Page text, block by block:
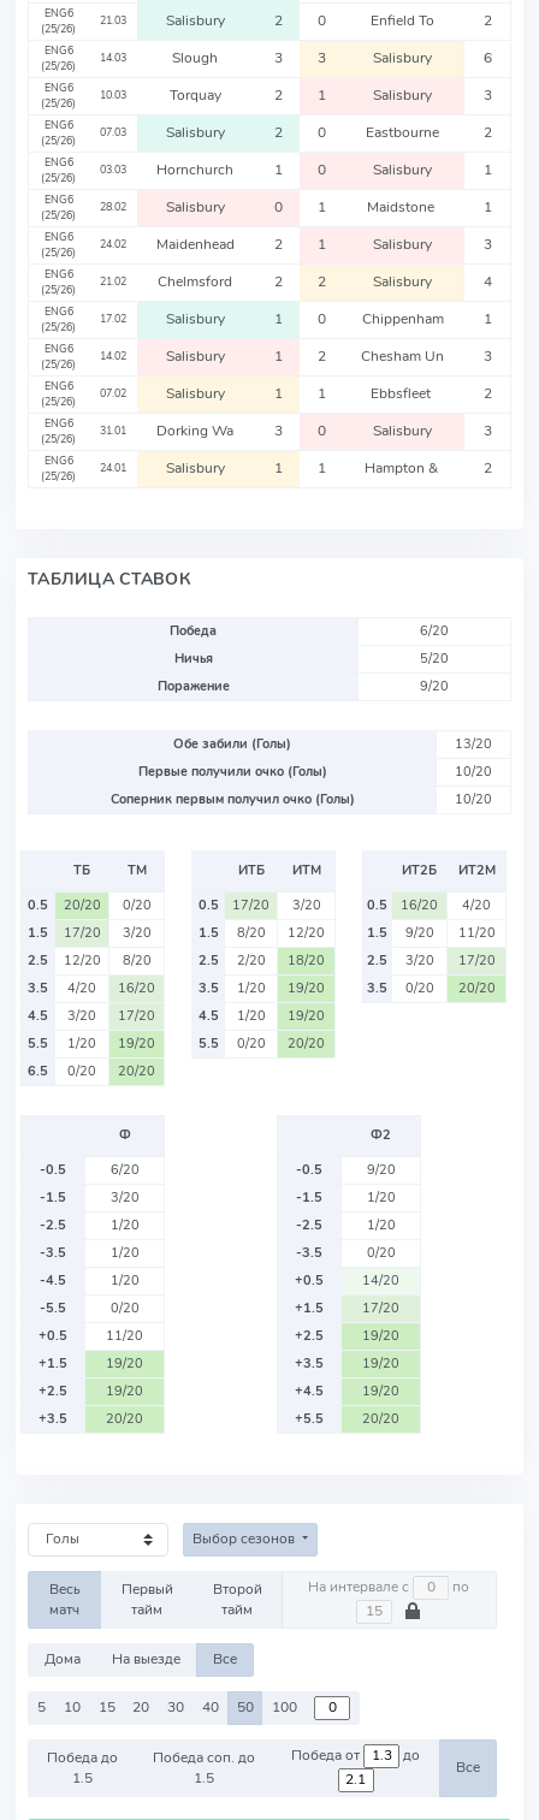
ENG6
(25/26)
21.03 Salisbury 2 0 Enfield To 2
ENG6
(25/26)
14.03 Slough 3 3 Salisbury 6
ENG6
(25/26)
10.03 Torquay 2 1 Salisbury 3
ENG6
(25/26)
07.03 Salisbury 2 0 Eastbourne 2
ENG6
(25/26)
03.03 Hornchurch 1 0 Salisbury 1
ENG6
(25/26)
28.02 Salisbury 0 1 Maidstone 1
ENG6
(25/26)
24.02 Maidenhead 2 1 Salisbury 3
ENG6
(25/26)
21.02 Chelmsford 2 2 Salisbury 4
ENG6
(25/26)
17.02 Salisbury 1 0 Chippenham 1
ENG6
(25/26)
14.02 Salisbury 1 2 Chesham Un 3
ENG6
(25/26)
07.02 Salisbury 1 1 Ebbsfleet 2
ENG6
(25/26)
31.01 Dorking Wa 3 0 Salisbury 3
ENG6
(25/26)
24.01 Salisbury 1 1 Hampton & 2
ТАБЛИЦА СТАВОК
Победа
6/20
Ничья
5/20
Поражение
9/20
Обе забили (Голы)
13/20
Первые получили очко (Голы)
10/20
Соперник первым получил очко (Голы)
10/20
ТБ
ТМ
0.5
20/20
0/20
1.5
17/20
3/20
2.5
12/20
8/20
3.5
4/20
16/20
4.5
3/20
17/20
5.5
1/20
19/20
6.5
0/20 20/20
ИТБ
ИТМ
0.5
17/20
3/20
1.5
8/20
12/20
2.5
2/20
18/20
3.5
1/20
19/20
4.5
1/20
19/20
5.5
0/20 20/20
ИТ2Б
ИТ2М
0.5
16/20
4/20
1.5
9/20
11/20
2.5
3/20
17/20
3.5
0/20 20/20
Ф
-0.5
6/20
-1.5
3/20
-2.5
1/20
-3.5
1/20
-4.5
1/20
-5.5
0/20
+0.5
11/20
+1.5
19/20
+2.5
19/20
+3.5
20/20
Ф2
-0.5
9/20
-1.5
1/20
-2.5
1/20
-3.5
0/20
+0.5
14/20
+1.5
17/20
+2.5
19/20
+3.5
19/20
+4.5
19/20
+5.5
20/20
Выбор сезонов
Весь
матч
Первый
тайм
Второй
тайм
На интервале с по
Дома На выезде Все
5 10 15 20 30 40 50 100
Победа до
1.5
Победа соп. до
1.5
Победа от до
Все